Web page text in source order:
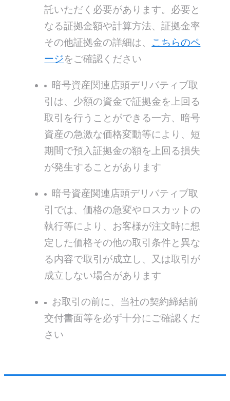
託いただく必要があります。必要と
なる証拠金額や計算方法、証拠金率
その他証拠金の詳細は、 こちらのペ
ージをご確認ください
暗号資産関連店頭デリバティブ取
引は、少額の資金で証拠金を上回る
取引を行うことができる一方、暗号
資産の急激な価格変動等により、短
期間で預入証拠金の額を上回る損失
が発生することがあります
暗号資産関連店頭デリバティブ取
引では、価格の急変やロスカットの
執行等により、お客様が注文時に想
定した価格その他の取引条件と異な
る内容で取引が成立し、又は取引が
成立しない場合があります
お取引の前に、当社の契約締結前
交付書⾯等を必ず十分にご確認くだ
さい